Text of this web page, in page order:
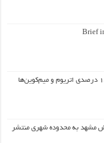
Brief
مشهد به محدوده شهری منتشر